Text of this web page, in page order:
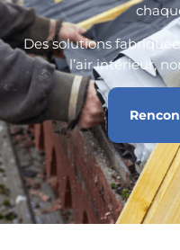
Des solutions
l’air intérieur,